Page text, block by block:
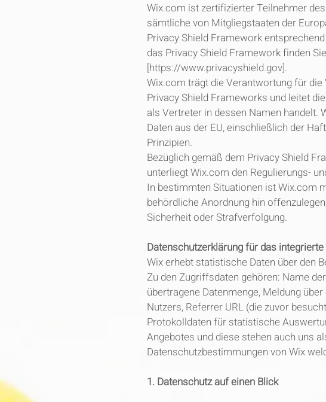
Wix.com ist zertifizierter Teilnehmer
sämtliche von Mitgliegstaaten der
Privacy Shield Framework
das Privacy Shield Framework finden
[https://www.privacyshield.gov].
Wix.com trägt die Verantwortung für
Privacy Shield Frameworks und leitet
als Vertreter in dessen Namen handelt.
Daten aus der EU, einschließlich der
Prinzipien.
Bezüglich gemäß dem Privacy Shield
unterliegt Wix.com den Regulierungs-
In bestimmten Situationen ist Wix.com
behördliche Anordnung hin
Sicherheit oder Strafverfolgung.
Datenschutzerklärung für das
Wix erhebt statistische Daten über den
Zu den Zugriffsdaten gehören: Name
übertragene Datenmenge, Meldung
Nutzers, Referrer URL (die zuvor
Protokolldaten für statistische
Angebotes und diese stehen auch uns
Datenschutzbestimmungen von Wix
1. Datenschutz auf einen Blick